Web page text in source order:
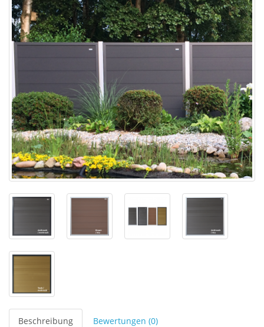
Beschreibung Bewertungen (0)